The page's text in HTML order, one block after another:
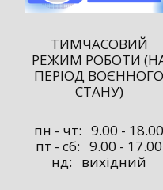
ТИМЧАСОВИЙ
РЕЖИМ РОБОТИ
ПЕРІОД ВОЄННОГО
СТАНУ)
пн - чт: 9.00 - 18.00
пт - сб: 9.00 - 17.00
нд: вихідний